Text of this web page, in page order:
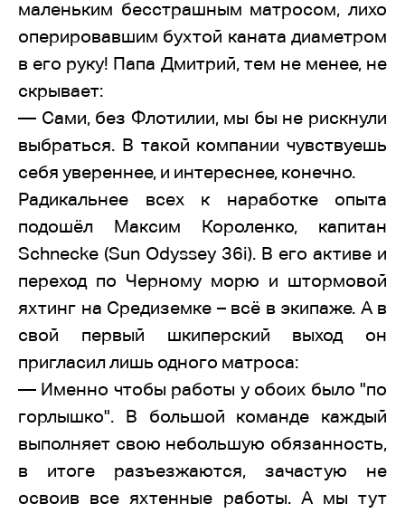
маленьким бесстрашным матросом, лихо
оперировавшим бухтой каната диаметром
в его руку! Папа Дмитрий, тем не менее, не
скрывает:
— Сами, без Флотилии, мы бы не рискнули
выбраться. В такой компании чувствуешь
себя увереннее, и интереснее, конечно.
Радикальнее всех к наработке опыта
подошёл Максим Короленко, капитан
Schnecke (Sun Odyssey 36i). В его активе и
переход по Черному морю и штормовой
яхтинг на Средиземке – всё в экипаже. А в
свой первый шкиперский выход он
пригласил лишь одного матроса:
— Именно чтобы работы у обоих было "по
горлышко". В большой команде каждый
выполняет свою небольшую обязанность,
в итоге разъезжаются, зачастую не
освоив все яхтенные работы. А мы тут